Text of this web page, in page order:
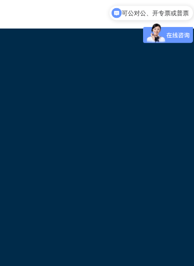
可公对公、开专票或普票